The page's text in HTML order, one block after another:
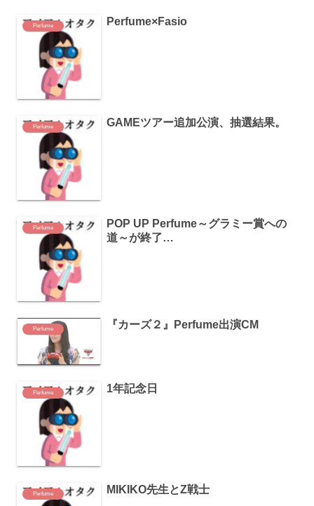
Perfume Perfume×Fasio
Perfume GAMEツアー追加公演、抽選結果。
Perfume
POP UP Perfume～グラミー賞への
道～が終了…
Perfume 『カーズ２』Perfume出演CM
Perfume 1年記念日
Perfume MIKIKO先生とZ戦士